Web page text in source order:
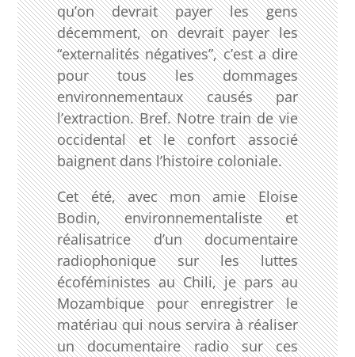
qu’on devrait payer les gens
décemment, on devrait payer les
“externalités négatives”, c’est a dire
pour tous les dommages
environnementaux causés par
l’extraction. Bref. Notre train de vie
occidental et le confort associé
baignent dans l’histoire coloniale.
Cet été, avec mon amie Eloise
Bodin, environnementaliste et
réalisatrice d’un documentaire
radiophonique sur les luttes
écoféministes au Chili, je pars au
Mozambique pour enregistrer le
matériau qui nous servira à réaliser
un documentaire radio sur ces